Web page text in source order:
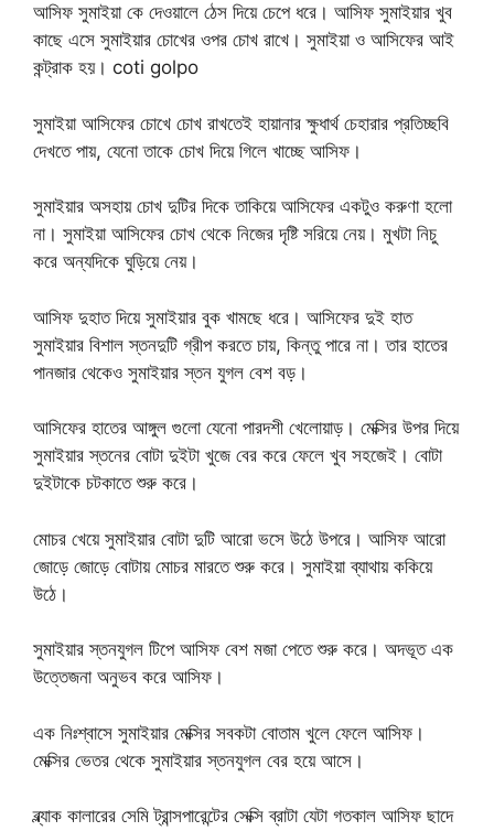
আসিফ সুমাইয়া কে দেওয়ালে ঠেস দিয়ে চেপে ধরে। আসিফ সুমাইয়ার খুব
কাছে এসে সুমাইয়ার চোখের ওপর চোখ রাখে। সুমাইয়া ও আসিফের আই
কন্ট্রাক হয়। coti golpo
সুমাইয়া আসিফের চোখে চোখ রাখতেই হায়ানার ক্ষুধার্থ চেহারার প্রতিচ্ছবি
দেখতে পায়, যেনো তাকে চোখ দিয়ে গিলে খাচ্ছে আসিফ।
সুমাইয়ার অসহায় চোখ দুটির দিকে তাকিয়ে আসিফের একটুও করুণা হলো
না। সুমাইয়া আসিফের চোখ থেকে নিজের দৃষ্টি সরিয়ে নেয়। মুখটা নিচু
করে অন্যদিকে ঘুড়িয়ে নেয়।
আসিফ দুহাত দিয়ে সুমাইয়ার বুক খামছে ধরে। আসিফের দুই হাত
সুমাইয়ার বিশাল স্তনদুটি গ্রীপ করতে চায়, কিন্তু পারে না। তার হাতের
পানজার থেকেও সুমাইয়ার স্তন যুগল বেশ বড়।
আসিফের হাতের আঙ্গুল গুলো যেনো পারদশী খেলোয়াড়। মেক্সির উপর দিয়ে
সুমাইয়ার স্তনের বোটা দুইটা খুজে বের করে ফেলে খুব সহজেই। বোটা
দুইটাকে চটকাতে শুরু করে।
মোচর খেয়ে সুমাইয়ার বোটা দুটি আরো ভসে উঠে উপরে। আসিফ আরো
জোড়ে জোড়ে বোটায় মোচর মারতে শুরু করে। সুমাইয়া ব্যাথায় ককিয়ে
উঠে।
সুমাইয়ার স্তনযুগল টিপে আসিফ বেশ মজা পেতে শুরু করে। অদভূত এক
উত্তেজনা অনুভব করে আসিফ।
এক নিঃশ্বাসে সুমাইয়ার মেক্সির সবকটা বোতাম খুলে ফেলে আসিফ।
মেক্সির ভেতর থেকে সুমাইয়ার স্তনযুগল বের হয়ে আসে।
ব্ল্যাক কালারের সেমি ট্রান্সপারেন্টের সেক্সি ব্রাটা যেটা গতকাল আসিফ ছাদে